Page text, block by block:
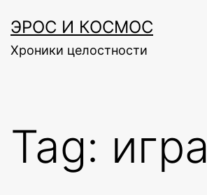
to
content
ЭРОС И КОСМОС
Хроники целостности
Tag: игра